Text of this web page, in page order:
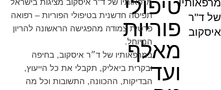
מרפאותיו
של ד"ר
איסקוב
טיפולי
פוריות
מאלף
ועד
מרפאותיו של ד"ר איסקוב מציגות בישראל
תפיסה חדשנית בטיפולי הפוריות – רפואה
פרטית צמודה מהפגישה הראשונה להריון
המיוחל.
במרפאותיו של ד״ר איסקוב, בחיפה
ובקרית ביאליק, תקבלי את כל הייעוץ,
הבדיקות, ההכוונה, התשובות וכל מה